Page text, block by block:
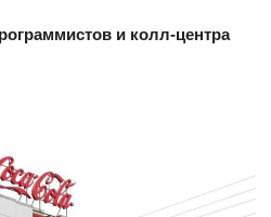
и колл-центра